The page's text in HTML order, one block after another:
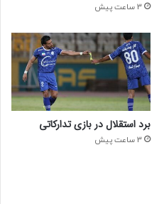
3 ساعت پیش
برد استقلال در بازی تدارکاتی
3 ساعت پیش